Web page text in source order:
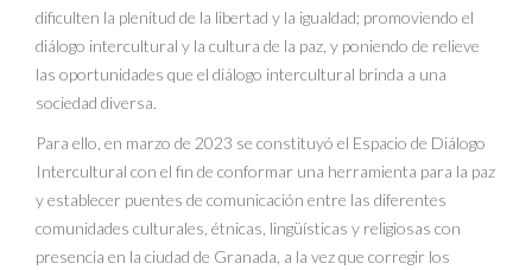
dificulten la plenitud de la libertad y la igualdad; promoviendo el
diálogo intercultural y la cultura de la paz, y poniendo de relieve
las oportunidades que el diálogo intercultural brinda a una
sociedad diversa.
Para ello, en marzo de 2023 se constituyó el Espacio de Diálogo
Intercultural con el fin de conformar una herramienta para la paz
y establecer puentes de comunicación entre las diferentes
comunidades culturales, étnicas, lingüísticas y religiosas con
presencia en la ciudad de Granada, a la vez que corregir los